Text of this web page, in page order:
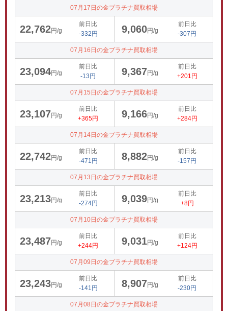
07月17日の金プラチナ買取相場
22,762円/g
前日比
-332円
9,060円/g
前日比
-307円
07月16日の金プラチナ買取相場
23,094円/g
前日比
-13円
9,367円/g
前日比
+201円
07月15日の金プラチナ買取相場
23,107円/g
前日比
+365円
9,166円/g
前日比
+284円
07月14日の金プラチナ買取相場
22,742円/g
前日比
-471円
8,882円/g
前日比
-157円
07月13日の金プラチナ買取相場
23,213円/g
前日比
-274円
9,039円/g
前日比
+8円
07月10日の金プラチナ買取相場
23,487円/g
前日比
+244円
9,031円/g
前日比
+124円
07月09日の金プラチナ買取相場
23,243円/g
前日比
-141円
8,907円/g
前日比
-230円
07月08日の金プラチナ買取相場